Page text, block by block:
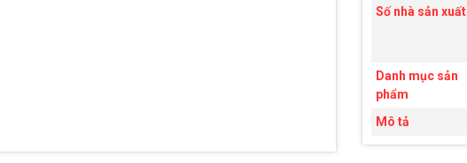
Số nhà sản xuất
Danh mục sản
phẩm
Mô tả